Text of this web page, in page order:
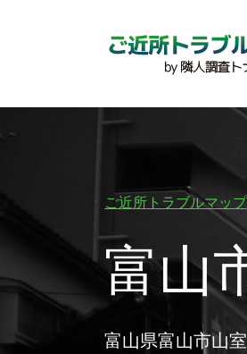
ご近所トラブルマップ
富山
富山県富山市山